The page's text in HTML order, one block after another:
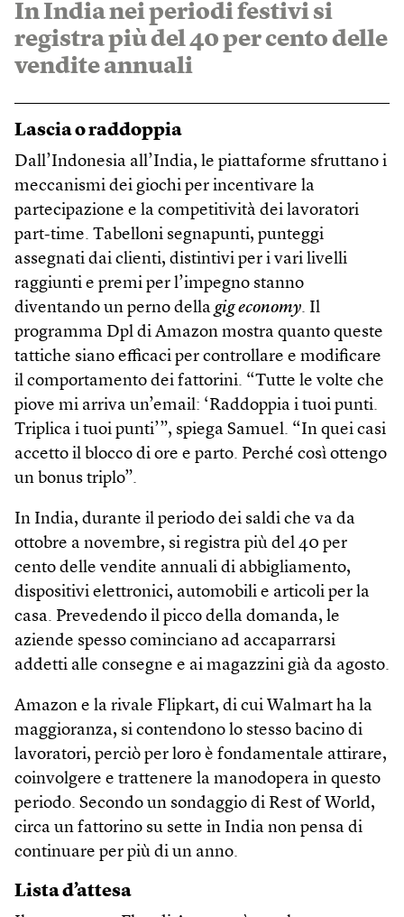
In India nei periodi festivi si
registra più del 40 per cento delle
vendite annuali
Lascia o raddoppia
Dall’Indonesia all’India, le piattaforme sfruttano i
meccanismi dei giochi per incentivare la
partecipazione e la competitività dei lavoratori
part-time. Tabelloni segnapunti, punteggi
assegnati dai clienti, distintivi per i vari livelli
raggiunti e premi per l’impegno stanno
diventando un perno della gig economy. Il
programma Dpl di Amazon mostra quanto queste
tattiche siano efficaci per controllare e modificare
il comportamento dei fattorini. “Tutte le volte che
piove mi arriva un’email: ‘Raddoppia i tuoi punti.
Triplica i tuoi punti’”, spiega Samuel. “In quei casi
accetto il blocco di ore e parto. Perché così ottengo
un bonus triplo”.
In India, durante il periodo dei saldi che va da
ottobre a novembre, si registra più del 40 per
cento delle vendite annuali di abbigliamento,
dispositivi elettronici, automobili e articoli per la
casa. Prevedendo il picco della domanda, le
aziende spesso cominciano ad accaparrarsi
addetti alle consegne e ai magazzini già da agosto.
Amazon e la rivale Flipkart, di cui Walmart ha la
maggioranza, si contendono lo stesso bacino di
lavoratori, perciò per loro è fondamentale attirare,
coinvolgere e trattenere la manodopera in questo
periodo. Secondo un sondaggio di Rest of World,
circa un fattorino su sette in India non pensa di
continuare per più di un anno.
Lista d’attesa